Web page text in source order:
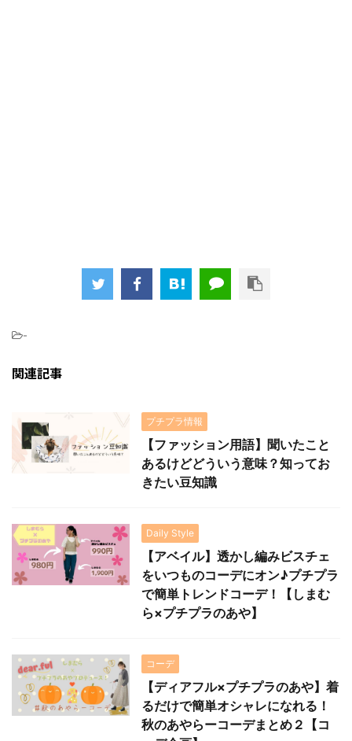
-
関連記事
プチプラ情報
【ファッション用語】聞いたこと
あるけどどういう意味？知ってお
きたい豆知識
Daily Style
【アベイル】透かし編みビスチェ
をいつものコーデにオン♪プチプラ
で簡単トレンドコーデ！【しまむ
ら×プチプラのあや】
コーデ
【ディアフル×プチプラのあや】着
るだけで簡単オシャレになれる！
秋のあやらーコーデまとめ２【コ